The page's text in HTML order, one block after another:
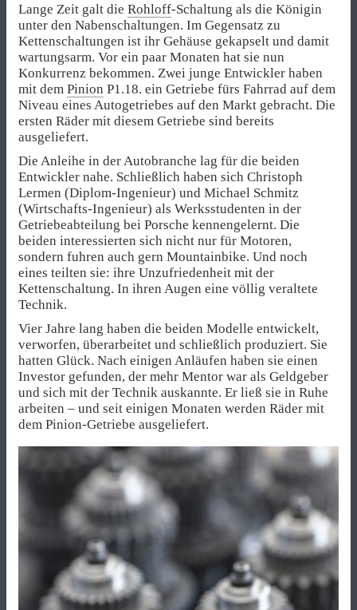
Lange Zeit galt die Rohloff-Schaltung als die Königin
unter den Nabenschaltungen. Im Gegensatz zu
Kettenschaltungen ist ihr Gehäuse gekapselt und damit
wartungsarm. Vor ein paar Monaten hat sie nun
Konkurrenz bekommen. Zwei junge Entwickler haben
mit dem Pinion P1.18. ein Getriebe fürs Fahrrad auf dem
Niveau eines Autogetriebes auf den Markt gebracht. Die
ersten Räder mit diesem Getriebe sind bereits
ausgeliefert.
Die Anleihe in der Autobranche lag für die beiden
Entwickler nahe. Schließlich haben sich Christoph
Lermen (Diplom-Ingenieur) und Michael Schmitz
(Wirtschafts-Ingenieur) als Werksstudenten in der
Getriebeabteilung bei Porsche kennengelernt. Die
beiden interessierten sich nicht nur für Motoren,
sondern fuhren auch gern Mountainbike. Und noch
eines teilten sie: ihre Unzufriedenheit mit der
Kettenschaltung. In ihren Augen eine völlig veraltete
Technik.
Vier Jahre lang haben die beiden Modelle entwickelt,
verworfen, überarbeitet und schließlich produziert. Sie
hatten Glück. Nach einigen Anläufen haben sie einen
Investor gefunden, der mehr Mentor war als Geldgeber
und sich mit der Technik auskannte. Er ließ sie in Ruhe
arbeiten – und seit einigen Monaten werden Räder mit
dem Pinion-Getriebe ausgeliefert.